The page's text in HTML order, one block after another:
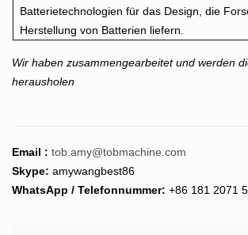
Batterietechnologien für das Design, die
Herstellung von Batterien liefern.
Wir haben zusammengearbeitet und werden
herausholen
Email : tob.amy@tobmachine.com
Skype: amywangbest86
WhatsApp / Telefonnummer: +86 181 2071